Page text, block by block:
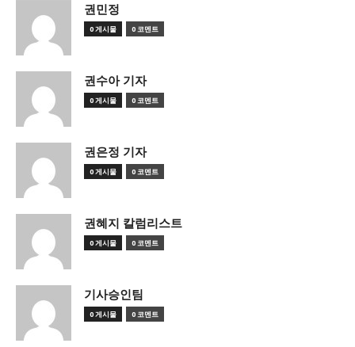
권민정
0 게시물 0 코멘트
권수아 기자
0 게시물 0 코멘트
권은정 기자
0 게시물 0 코멘트
권혜지 칼럼리스트
0 게시물 0 코멘트
기사승인팀
0 게시물 0 코멘트